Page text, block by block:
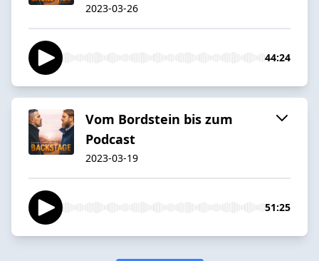
2023-03-26
44:24
Vom Bordstein bis zum
Podcast
2023-03-19
51:25